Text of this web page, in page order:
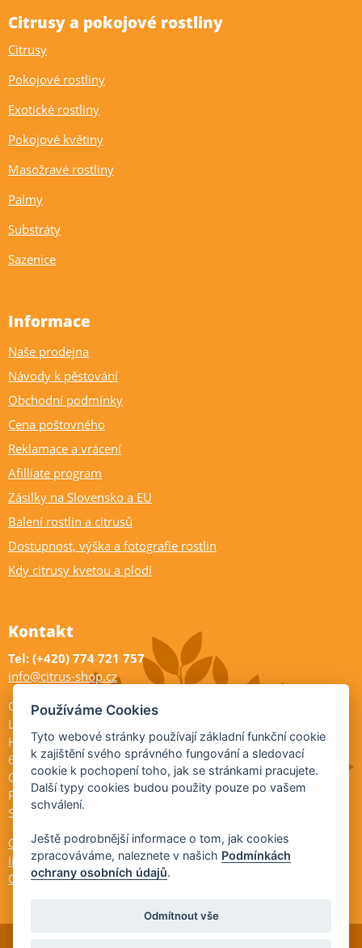
Citrusy a pokojové rostliny
Citrusy
Pokojové rostliny
Exotické rostliny
Pokojové květiny
Masožravé rostliny
Palmy
Substráty
Sazenice
Informace
Naše prodejna
Návody k pěstování
Obchodní podmínky
Cena poštovného
Reklamace a vrácení
Afilliate program
Zásilky na Slovensko a EU
Balení rostlin a citrusů
Dostupnost, výška a fotografie rostlin
Kdy citrusy kvetou a plodí
Kontakt
Tel: (+420) 774 721 757
info@citrus-shop.cz
Citrus shop zahradnictví
Legionářů 2
Hodonín
695 01
Otevřeno:
Po-Pá 9-17
So 9-11:30
Ochrana osobních údajů
Informace ÚKZÚZ
Cookies
Používáme Cookies
Tyto webové stránky používají základní funkční cookie
k zajištění svého správného fungování a sledovací
cookie k pochopení toho, jak se stránkami pracujete.
Další typy cookies budou použity pouze po vašem
schválení.
Ještě podrobnější informace o tom, jak cookies
zpracováváme, naleznete v našich Podmínkách
ochrany osobních údajů.
Odmítnout vše